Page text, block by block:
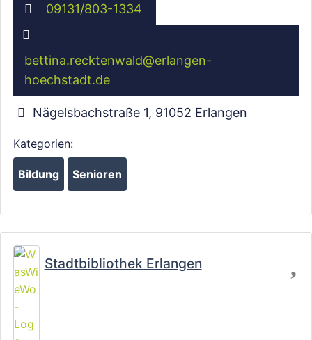
Wird geladen …
09131/803-1334
bettina.recktenwald@erlangen-
hoechstadt.de
Nägelsbachstraße 1, 91052 Erlangen
Kategorien:
Bildung Senioren
Stadtbibliothek Erlangen